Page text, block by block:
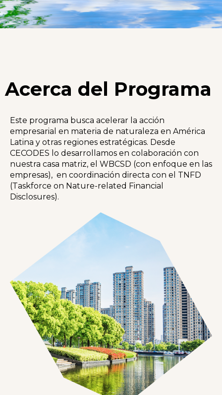
Acerca del Programa
Este programa busca acelerar la acción
empresarial en materia de naturaleza en América
Latina y otras regiones estratégicas. Desde
CECODES lo desarrollamos en colaboración con
nuestra casa matriz, el WBCSD (con enfoque en las
empresas), en coordinación directa con el TNFD
(Taskforce on Nature-related Financial
Disclosures).